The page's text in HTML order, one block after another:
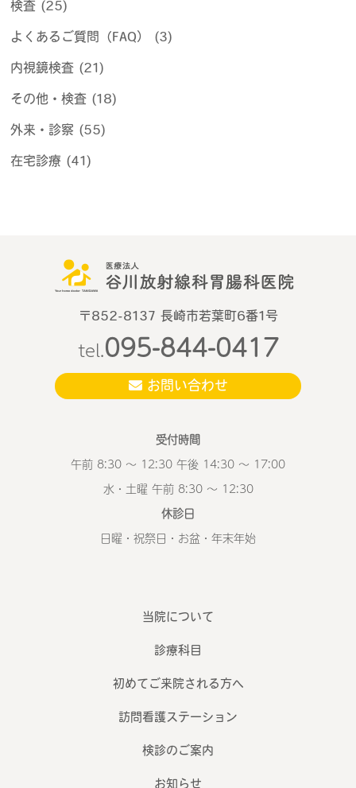
検査 (25)
よくあるご質問（FAQ） (3)
内視鏡検査 (21)
その他・検査 (18)
外来・診察 (55)
在宅診療 (41)
〒852-8137 長崎市若葉町6番1号
tel.095-844-0417
お問い合わせ
受付時間
午前 8:30 ～ 12:30 午後 14:30 ～ 17:00
水・土曜 午前 8:30 ～ 12:30
休診日
日曜・祝祭日・お盆・年末年始
当院について
診療科目
初めてご来院される方へ
訪問看護ステーション
検診のご案内
お知らせ